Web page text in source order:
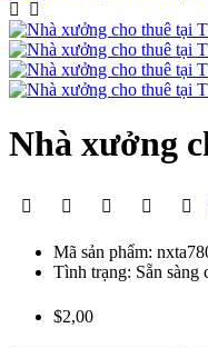
Nhà xưởng
Mã sản phẩm:
Tình trạng: Sẵn sàng
$2,00